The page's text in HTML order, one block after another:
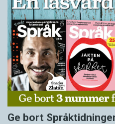
Ge bort